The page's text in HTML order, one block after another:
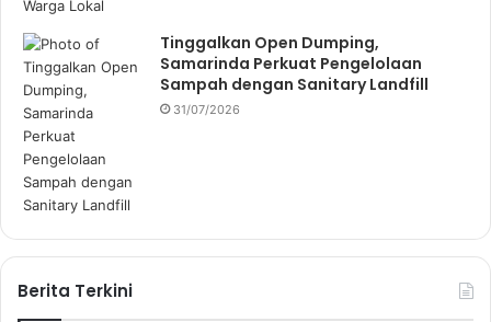
Tinggalkan Open Dumping,
Samarinda Perkuat Pengelolaan
Sampah dengan Sanitary Landfill
31/07/2026
Berita Terkini